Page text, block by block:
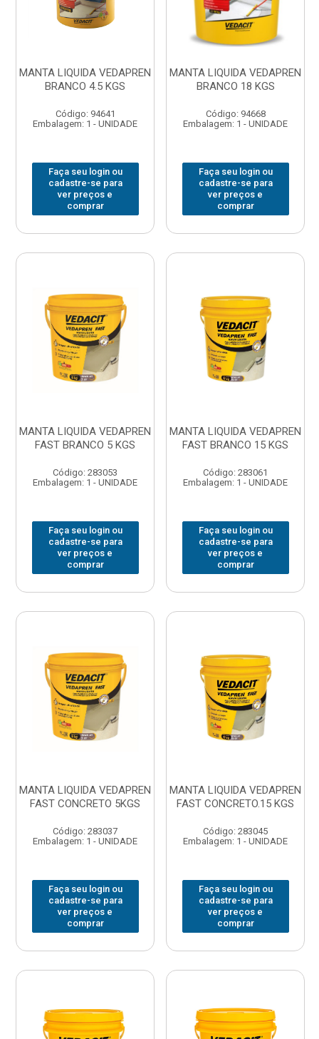
MANTA LIQUIDA VEDAPREN
BRANCO 4.5 KGS
Código: 94641
Embalagem: 1 - UNIDADE
Faça seu login ou
cadastre-se para
ver preços e
comprar
MANTA LIQUIDA VEDAPREN
BRANCO 18 KGS
Código: 94668
Embalagem: 1 - UNIDADE
Faça seu login ou
cadastre-se para
ver preços e
comprar
MANTA LIQUIDA VEDAPREN
FAST BRANCO 5 KGS
Código: 283053
Embalagem: 1 - UNIDADE
Faça seu login ou
cadastre-se para
ver preços e
comprar
MANTA LIQUIDA VEDAPREN
FAST BRANCO 15 KGS
Código: 283061
Embalagem: 1 - UNIDADE
Faça seu login ou
cadastre-se para
ver preços e
comprar
MANTA LIQUIDA VEDAPREN
FAST CONCRETO 5KGS
Código: 283037
Embalagem: 1 - UNIDADE
Faça seu login ou
cadastre-se para
ver preços e
comprar
MANTA LIQUIDA VEDAPREN
FAST CONCRETO.15 KGS
Código: 283045
Embalagem: 1 - UNIDADE
Faça seu login ou
cadastre-se para
ver preços e
comprar